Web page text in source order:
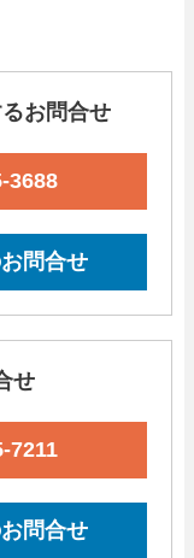
お問合せ
3688
問合せ
せ
7211
問合せ